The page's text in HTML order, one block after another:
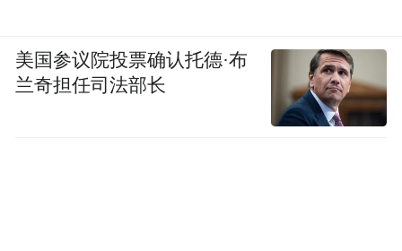
美国参议院投票确认托德·布
兰奇担任司法部长